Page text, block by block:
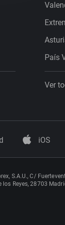
País
Ver
iOS
S.A.U., C/
los Reyes, 28703